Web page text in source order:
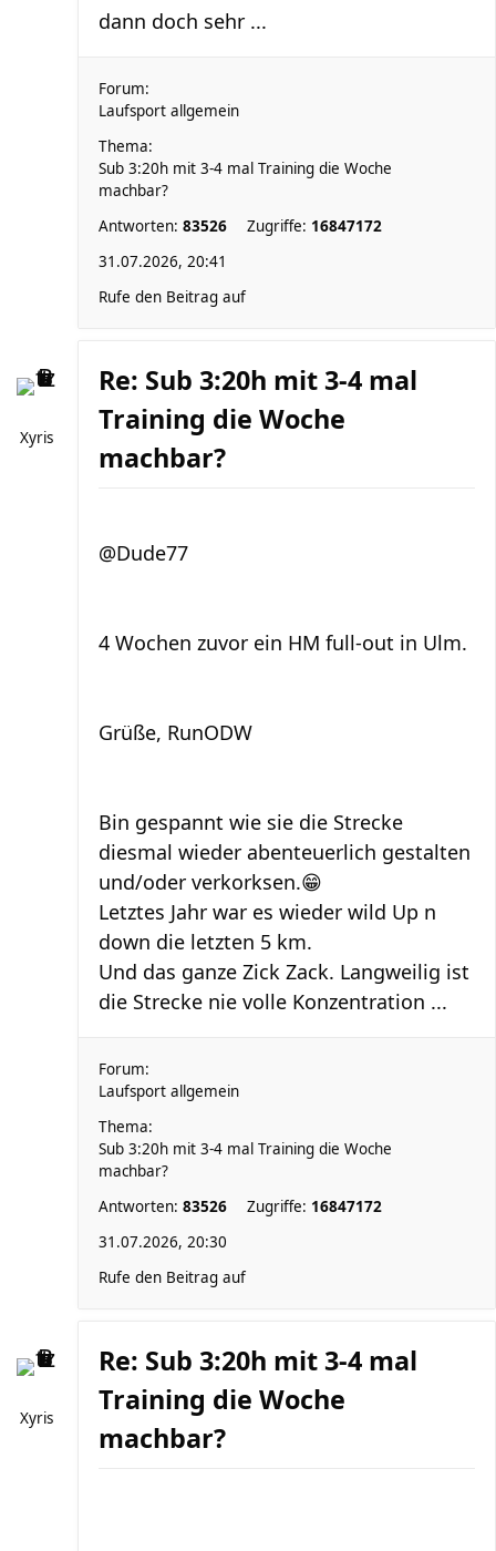
dann doch sehr ...
Forum:
Laufsport allgemein
Thema:
Sub 3:20h mit 3-4 mal Training die Woche
machbar?
Antworten: 83526 Zugriffe: 16847172
31.07.2026, 20:41
Rufe den Beitrag auf
Xyris
Re: Sub 3:20h mit 3-4 mal
Training die Woche
machbar?
@Dude77
4 Wochen zuvor ein HM full-out in Ulm.
Grüße, RunODW
Bin gespannt wie sie die Strecke
diesmal wieder abenteuerlich gestalten
und/oder verkorksen.😁
Letztes Jahr war es wieder wild Up n
down die letzten 5 km.
Und das ganze Zick Zack. Langweilig ist
die Strecke nie volle Konzentration ...
Forum:
Laufsport allgemein
Thema:
Sub 3:20h mit 3-4 mal Training die Woche
machbar?
Antworten: 83526 Zugriffe: 16847172
31.07.2026, 20:30
Rufe den Beitrag auf
Xyris
Re: Sub 3:20h mit 3-4 mal
Training die Woche
machbar?